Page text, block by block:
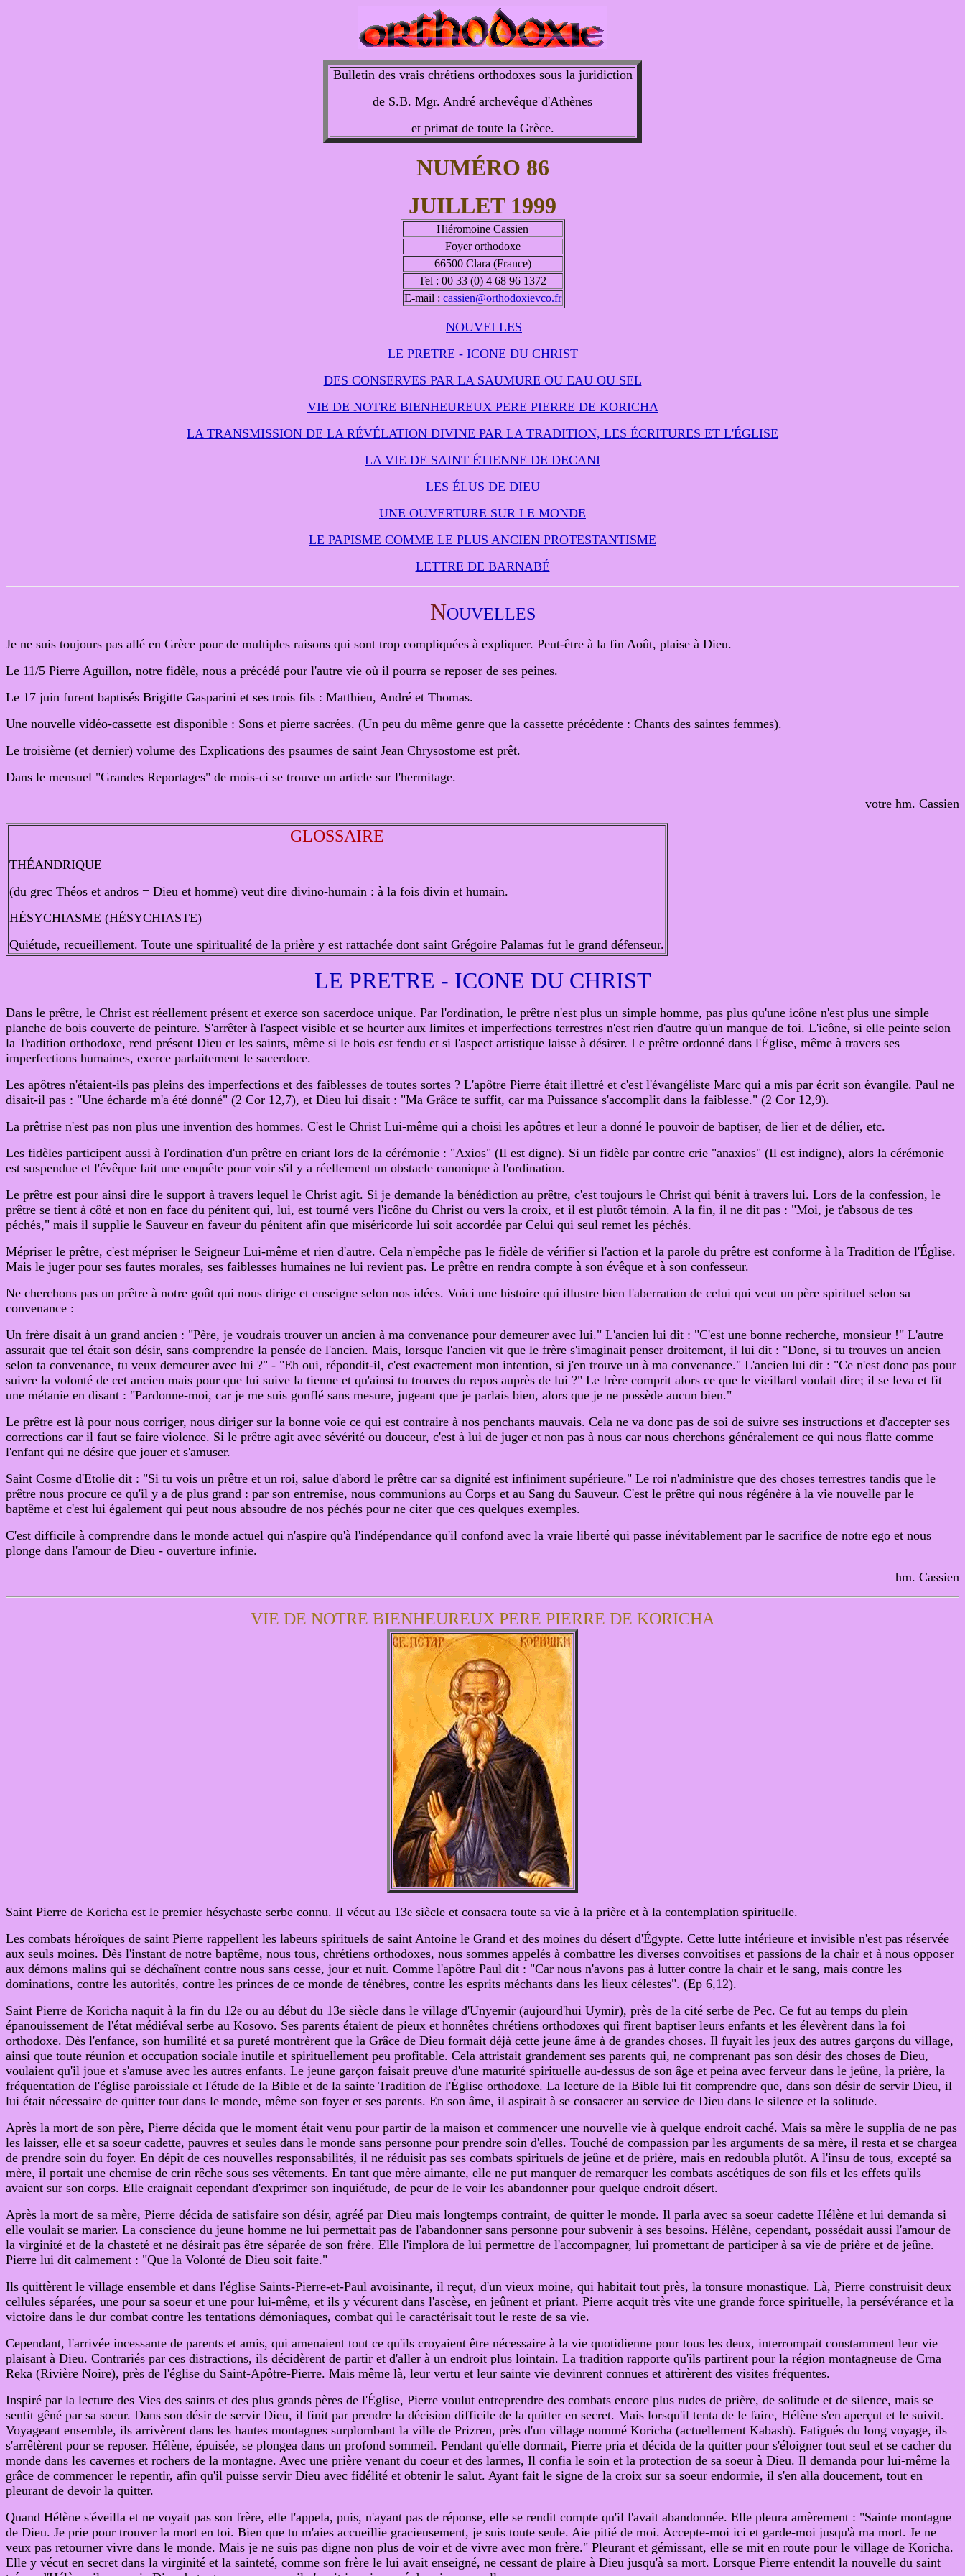
Bulletin des vrais chrétiens orthodoxes sous la juridiction
de S.B. Mgr. André archevêque d'Athènes
et primat de toute la Grèce.
NUMÉRO 86
JUILLET 1999
Hiéromoine Cassien
Foyer orthodoxe
66500 Clara (France)
Tel : 00 33 (0) 4 68 96 1372
E-mail : cassien@orthodoxievco.fr
NOUVELLES
LE PRETRE - ICONE DU CHRIST
DES CONSERVES PAR LA SAUMURE OU EAU OU SEL
VIE DE NOTRE BIENHEUREUX PERE PIERRE DE KORICHA
LA TRANSMISSION DE LA RÉVÉLATION DIVINE PAR LA TRADITION, LES ÉCRITURES ET L'ÉGLISE
LA VIE DE SAINT ÉTIENNE DE DECANI
LES ÉLUS DE DIEU
UNE OUVERTURE SUR LE MONDE
LE PAPISME COMME LE PLUS ANCIEN PROTESTANTISME
LETTRE DE BARNABÉ
NOUVELLES
Je ne suis toujours pas allé en Grèce pour de multiples raisons qui sont trop compliquées à expliquer. Peut-être à la fin Août, plaise à Dieu.
Le 11/5 Pierre Aguillon, notre fidèle, nous a précédé pour l'autre vie où il pourra se reposer de ses peines.
Le 17 juin furent baptisés Brigitte Gasparini et ses trois fils : Matthieu, André et Thomas.
Une nouvelle vidéo-cassette est disponible : Sons et pierre sacrées. (Un peu du même genre que la cassette précédente : Chants des saintes femmes).
Le troisième (et dernier) volume des Explications des psaumes de saint Jean Chrysostome est prêt.
Dans le mensuel "Grandes Reportages" de mois-ci se trouve un article sur l'hermitage.
votre hm. Cassien
GLOSSAIRE
THÉANDRIQUE
(du grec Théos et andros = Dieu et homme) veut dire divino-humain : à la fois divin et humain.
HÉSYCHIASME (HÉSYCHIASTE)
Quiétude, recueillement. Toute une spiritualité de la prière y est rattachée dont saint Grégoire Palamas fut le grand défenseur.
LE PRETRE - ICONE DU CHRIST
Dans le prêtre, le Christ est réellement présent et exerce son sacerdoce unique. Par l'ordination, le prêtre n'est plus un simple homme, pas plus qu'une icône n'est plus une simple
planche de bois couverte de peinture. S'arrêter à l'aspect visible et se heurter aux limites et imperfections terrestres n'est rien d'autre qu'un manque de foi. L'icône, si elle peinte selon
la Tradition orthodoxe, rend présent Dieu et les saints, même si le bois est fendu et si l'aspect artistique laisse à désirer. Le prêtre ordonné dans l'Église, même à travers ses
imperfections humaines, exerce parfaitement le sacerdoce.
Les apôtres n'étaient-ils pas pleins des imperfections et des faiblesses de toutes sortes ? L'apôtre Pierre était illettré et c'est l'évangéliste Marc qui a mis par écrit son évangile. Paul ne
disait-il pas : "Une écharde m'a été donné" (2 Cor 12,7), et Dieu lui disait : "Ma Grâce te suffit, car ma Puissance s'accomplit dans la faiblesse." (2 Cor 12,9).
La prêtrise n'est pas non plus une invention des hommes. C'est le Christ Lui-même qui a choisi les apôtres et leur a donné le pouvoir de baptiser, de lier et de délier, etc.
Les fidèles participent aussi à l'ordination d'un prêtre en criant lors de la cérémonie : "Axios" (Il est digne). Si un fidèle par contre crie "anaxios" (Il est indigne), alors la cérémonie
est suspendue et l'évêque fait une enquête pour voir s'il y a réellement un obstacle canonique à l'ordination.
Le prêtre est pour ainsi dire le support à travers lequel le Christ agit. Si je demande la bénédiction au prêtre, c'est toujours le Christ qui bénit à travers lui. Lors de la confession, le
prêtre se tient à côté et non en face du pénitent qui, lui, est tourné vers l'icône du Christ ou vers la croix, et il est plutôt témoin. A la fin, il ne dit pas : "Moi, je t'absous de tes
péchés," mais il supplie le Sauveur en faveur du pénitent afin que miséricorde lui soit accordée par Celui qui seul remet les péchés.
Mépriser le prêtre, c'est mépriser le Seigneur Lui-même et rien d'autre. Cela n'empêche pas le fidèle de vérifier si l'action et la parole du prêtre est conforme à la Tradition de l'Église.
Mais le juger pour ses fautes morales, ses faiblesses humaines ne lui revient pas. Le prêtre en rendra compte à son évêque et à son confesseur.
Ne cherchons pas un prêtre à notre goût qui nous dirige et enseigne selon nos idées. Voici une histoire qui illustre bien l'aberration de celui qui veut un père spirituel selon sa
convenance :
Un frère disait à un grand ancien : "Père, je voudrais trouver un ancien à ma convenance pour demeurer avec lui." L'ancien lui dit : "C'est une bonne recherche, monsieur !" L'autre
assurait que tel était son désir, sans comprendre la pensée de l'ancien. Mais, lorsque l'ancien vit que le frère s'imaginait penser droitement, il lui dit : "Donc, si tu trouves un ancien
selon ta convenance, tu veux demeurer avec lui ?" - "Eh oui, répondit-il, c'est exactement mon intention, si j'en trouve un à ma convenance." L'ancien lui dit : "Ce n'est donc pas pour
suivre la volonté de cet ancien mais pour que lui suive la tienne et qu'ainsi tu trouves du repos auprès de lui ?" Le frère comprit alors ce que le vieillard voulait dire; il se leva et fit
une métanie en disant : "Pardonne-moi, car je me suis gonflé sans mesure, jugeant que je parlais bien, alors que je ne possède aucun bien."
Le prêtre est là pour nous corriger, nous diriger sur la bonne voie ce qui est contraire à nos penchants mauvais. Cela ne va donc pas de soi de suivre ses instructions et d'accepter ses
corrections car il faut se faire violence. Si le prêtre agit avec sévérité ou douceur, c'est à lui de juger et non pas à nous car nous cherchons généralement ce qui nous flatte comme
l'enfant qui ne désire que jouer et s'amuser.
Saint Cosme d'Etolie dit : "Si tu vois un prêtre et un roi, salue d'abord le prêtre car sa dignité est infiniment supérieure." Le roi n'administre que des choses terrestres tandis que le
prêtre nous procure ce qu'il y a de plus grand : par son entremise, nous communions au Corps et au Sang du Sauveur. C'est le prêtre qui nous régénère à la vie nouvelle par le
baptême et c'est lui également qui peut nous absoudre de nos péchés pour ne citer que ces quelques exemples.
C'est difficile à comprendre dans le monde actuel qui n'aspire qu'à l'indépendance qu'il confond avec la vraie liberté qui passe inévitablement par le sacrifice de notre ego et nous
plonge dans l'amour de Dieu - ouverture infinie.
hm. Cassien
VIE DE NOTRE BIENHEUREUX PERE PIERRE DE KORICHA
Saint Pierre de Koricha est le premier hésychaste serbe connu. Il vécut au 13e siècle et consacra toute sa vie à la prière et à la contemplation spirituelle.
Les combats héroïques de saint Pierre rappellent les labeurs spirituels de saint Antoine le Grand et des moines du désert d'Égypte. Cette lutte intérieure et invisible n'est pas réservée
aux seuls moines. Dès l'instant de notre baptême, nous tous, chrétiens orthodoxes, nous sommes appelés à combattre les diverses convoitises et passions de la chair et à nous opposer
aux démons malins qui se déchaînent contre nous sans cesse, jour et nuit. Comme l'apôtre Paul dit : "Car nous n'avons pas à lutter contre la chair et le sang, mais contre les
dominations, contre les autorités, contre les princes de ce monde de ténèbres, contre les esprits méchants dans les lieux célestes". (Ep 6,12).
Saint Pierre de Koricha naquit à la fin du 12e ou au début du 13e siècle dans le village d'Unyemir (aujourd'hui Uymir), près de la cité serbe de Pec. Ce fut au temps du plein
épanouissement de l'état médiéval serbe au Kosovo. Ses parents étaient de pieux et honnêtes chrétiens orthodoxes qui firent baptiser leurs enfants et les élevèrent dans la foi
orthodoxe. Dès l'enfance, son humilité et sa pureté montrèrent que la Grâce de Dieu formait déjà cette jeune âme à de grandes choses. Il fuyait les jeux des autres garçons du village,
ainsi que toute réunion et occupation sociale inutile et spirituellement peu profitable. Cela attristait grandement ses parents qui, ne comprenant pas son désir des choses de Dieu,
voulaient qu'il joue et s'amuse avec les autres enfants. Le jeune garçon faisait preuve d'une maturité spirituelle au-dessus de son âge et peina avec ferveur dans le jeûne, la prière, la
fréquentation de l'église paroissiale et l'étude de la Bible et de la sainte Tradition de l'Église orthodoxe. La lecture de la Bible lui fit comprendre que, dans son désir de servir Dieu, il
lui était nécessaire de quitter tout dans le monde, même son foyer et ses parents. En son âme, il aspirait à se consacrer au service de Dieu dans le silence et la solitude.
Après la mort de son père, Pierre décida que le moment était venu pour partir de la maison et commencer une nouvelle vie à quelque endroit caché. Mais sa mère le supplia de ne pas
les laisser, elle et sa soeur cadette, pauvres et seules dans le monde sans personne pour prendre soin d'elles. Touché de compassion par les arguments de sa mère, il resta et se chargea
de prendre soin du foyer. En dépit de ces nouvelles responsabilités, il ne réduisit pas ses combats spirituels de jeûne et de prière, mais en redoubla plutôt. A l'insu de tous, excepté sa
mère, il portait une chemise de crin rêche sous ses vêtements. En tant que mère aimante, elle ne put manquer de remarquer les combats ascétiques de son fils et les effets qu'ils
avaient sur son corps. Elle craignait cependant d'exprimer son inquiétude, de peur de le voir les abandonner pour quelque endroit désert.
Après la mort de sa mère, Pierre décida de satisfaire son désir, agréé par Dieu mais longtemps contraint, de quitter le monde. Il parla avec sa soeur cadette Hélène et lui demanda si
elle voulait se marier. La conscience du jeune homme ne lui permettait pas de l'abandonner sans personne pour subvenir à ses besoins. Hélène, cependant, possédait aussi l'amour de
la virginité et de la chasteté et ne désirait pas être séparée de son frère. Elle l'implora de lui permettre de l'accompagner, lui promettant de participer à sa vie de prière et de jeûne.
Pierre lui dit calmement : "Que la Volonté de Dieu soit faite."
Ils quittèrent le village ensemble et dans l'église Saints-Pierre-et-Paul avoisinante, il reçut, d'un vieux moine, qui habitait tout près, la tonsure monastique. Là, Pierre construisit deux
cellules séparées, une pour sa soeur et une pour lui-même, et ils y vécurent dans l'ascèse, en jeûnent et priant. Pierre acquit très vite une grande force spirituelle, la persévérance et la
victoire dans le dur combat contre les tentations démoniaques, combat qui le caractérisait tout le reste de sa vie.
Cependant, l'arrivée incessante de parents et amis, qui amenaient tout ce qu'ils croyaient être nécessaire à la vie quotidienne pour tous les deux, interrompait constamment leur vie
plaisant à Dieu. Contrariés par ces distractions, ils décidèrent de partir et d'aller à un endroit plus lointain. La tradition rapporte qu'ils partirent pour la région montagneuse de Crna
Reka (Rivière Noire), près de l'église du Saint-Apôtre-Pierre. Mais même là, leur vertu et leur sainte vie devinrent connues et attirèrent des visites fréquentes.
Inspiré par la lecture des Vies des saints et des plus grands pères de l'Église, Pierre voulut entreprendre des combats encore plus rudes de prière, de solitude et de silence, mais se
sentit gêné par sa soeur. Dans son désir de servir Dieu, il finit par prendre la décision difficile de la quitter en secret. Mais lorsqu'il tenta de le faire, Hélène s'en aperçut et le suivit.
Voyageant ensemble, ils arrivèrent dans les hautes montagnes surplombant la ville de Prizren, près d'un village nommé Koricha (actuellement Kabash). Fatigués du long voyage, ils
s'arrêtèrent pour se reposer. Hélène, épuisée, se plongea dans un profond sommeil. Pendant qu'elle dormait, Pierre pria et décida de la quitter pour s'éloigner tout seul et se cacher du
monde dans les cavernes et rochers de la montagne. Avec une prière venant du coeur et des larmes, Il confia le soin et la protection de sa soeur à Dieu. Il demanda pour lui-même la
grâce de commencer le repentir, afin qu'il puisse servir Dieu avec fidélité et obtenir le salut. Ayant fait le signe de la croix sur sa soeur endormie, il s'en alla doucement, tout en
pleurant de devoir la quitter.
Quand Hélène s'éveilla et ne voyait pas son frère, elle l'appela, puis, n'ayant pas de réponse, elle se rendit compte qu'il l'avait abandonnée. Elle pleura amèrement : "Sainte montagne
de Dieu. Je prie pour trouver la mort en toi. Bien que tu m'aies accueillie gracieusement, je suis toute seule. Aie pitié de moi. Accepte-moi ici et garde-moi jusqu'à ma mort. Je ne
veux pas retourner vivre dans le monde. Mais je ne suis pas digne non plus de voir et de vivre avec mon frère." Pleurant et gémissant, elle se mit en route pour le village de Koricha.
Elle y vécut en secret dans la virginité et la sainteté, comme son frère le lui avait enseigné, ne cessant de plaire à Dieu jusqu'à sa mort. Lorsque Pierre entendit la nouvelle du saint